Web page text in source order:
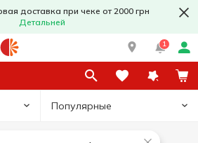
доставка при чеке от 2000 грн
Детальней
1
Популярные